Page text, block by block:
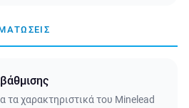
τα χαρακτηριστικά του Minelead